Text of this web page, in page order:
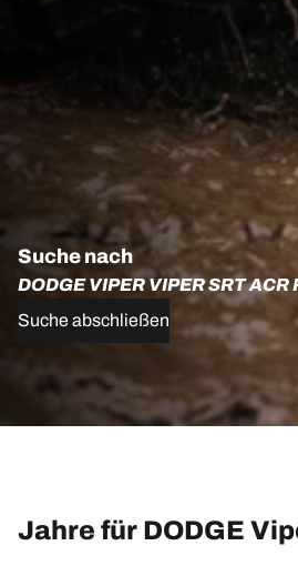
Suche nach
DODGE VIPER VIPER SRT ACR
Suche abschließen
Jahre für DODGE